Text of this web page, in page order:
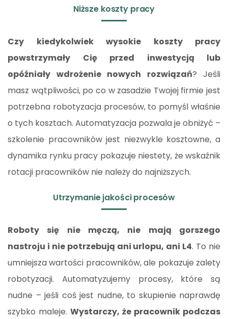
Niższe koszty pracy
Czy kiedykolwiek wysokie koszty pracy
powstrzymały Cię przed inwestycją lub
opóźniały wdrożenie nowych rozwiązań? Jeśli
masz wątpliwości, po co w zasadzie Twojej firmie jest
potrzebna robotyzacja procesów, to pomyśl właśnie
o tych kosztach. Automatyzacja pozwala je obniżyć –
szkolenie pracowników jest niezwykle kosztowne, a
dynamika rynku pracy pokazuje niestety, że wskaźnik
rotacji pracowników nie należy do najniższych.
Utrzymanie jakości procesów
Roboty się nie męczą, nie mają gorszego
nastroju i nie potrzebują ani urlopu, ani L4. To nie
umniejsza wartości pracowników, ale pokazuje zalety
robotyzacji. Automatyzujemy procesy, które są
nudne – jeśli coś jest nudne, to skupienie naprawdę
szybko maleje. Wystarczy, że pracownik podczas